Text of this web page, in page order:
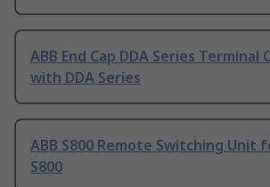
ABB End Cap DDA Series Terminal
with DDA Series
ABB S800 Remote Switching Unit
S800